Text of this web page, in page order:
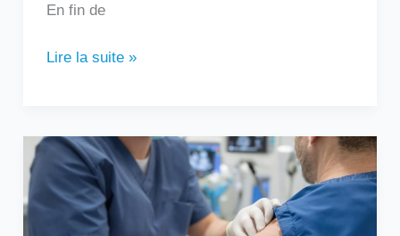
En fin de
Lire la suite »
Quel
est
le
délai